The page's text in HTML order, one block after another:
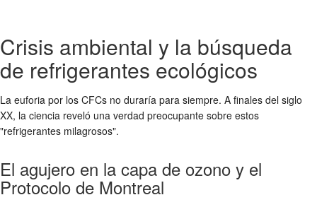
Crisis ambiental y la búsqueda
de refrigerantes ecológicos
La euforia por los CFCs no duraría para siempre. A finales del siglo
XX, la ciencia reveló una verdad preocupante sobre estos
"refrigerantes milagrosos".
El agujero en la capa de ozono y el
Protocolo de Montreal